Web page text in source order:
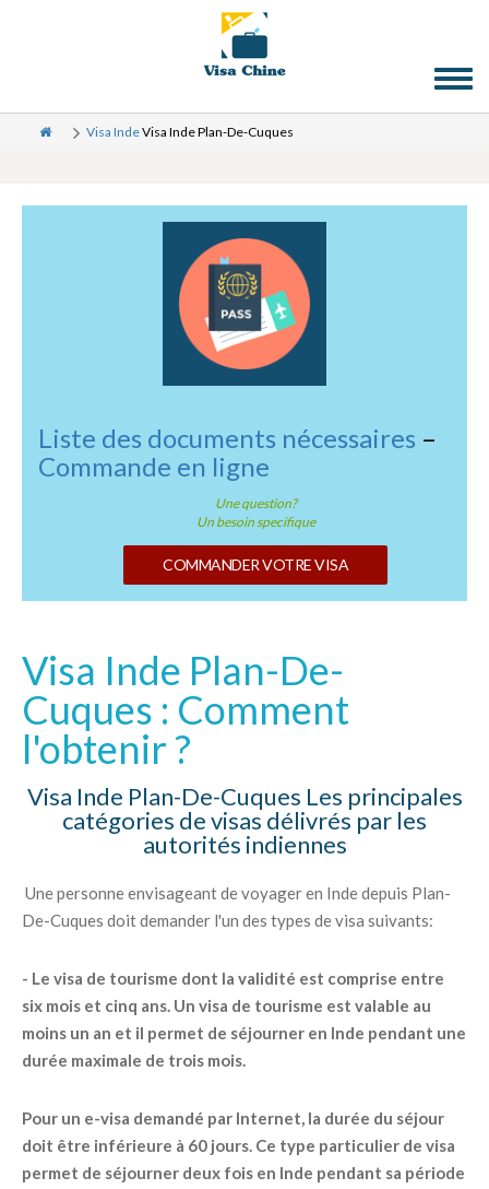
Visa IndeVisa Inde Plan-De-Cuques
Liste des documents nécessaires –
Commande en ligne
Une question?
Un besoin specifique
COMMANDER VOTRE VISA
Visa Inde Plan-De-
Cuques : Comment
l'obtenir ?
Visa Inde Plan-De-Cuques Les principales
catégories de visas délivrés par les
autorités indiennes
Une personne envisageant de voyager en Inde depuis Plan-
De-Cuques doit demander l'un des types de visa suivants:
- Le visa de tourisme dont la validité est comprise entre
six mois et cinq ans. Un visa de tourisme est valable au
moins un an et il permet de séjourner en Inde pendant une
durée maximale de trois mois.
Pour un e-visa demandé par Internet, la durée du séjour
doit être inférieure à 60 jours. Ce type particulier de visa
permet de séjourner deux fois en Inde pendant sa période